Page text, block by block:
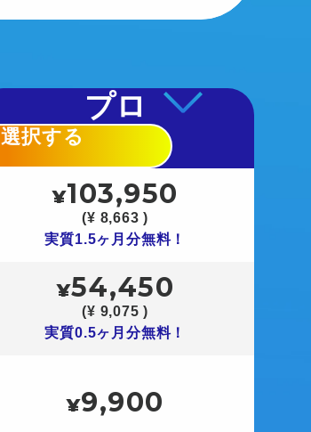
プロ
選択する
¥103,950
(¥ 8,663 )
実質1.5ヶ月分無料！
¥54,450
(¥ 9,075 )
実質0.5ヶ月分無料！
¥9,900